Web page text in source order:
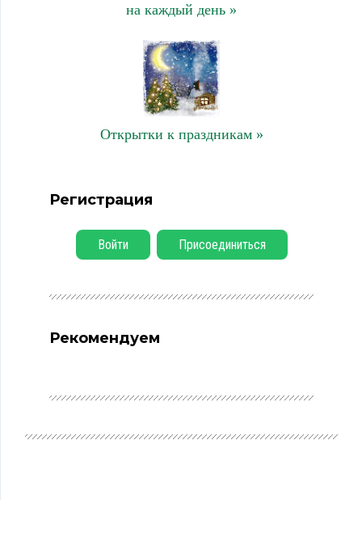
на каждый день »
Открытки к праздникам »
Регистрация
Войти Присоединиться
Рекомендуем